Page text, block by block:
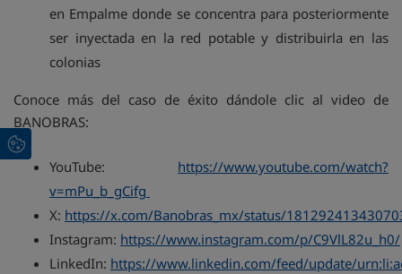
en Empalme donde se concentra para posteriormente
ser inyectada en la red potable y distribuirla en las
colonias
Conoce más del caso de éxito dándole clic al video de
BANOBRAS:
YouTube: https://www.youtube.com/watch?
v=mPu_b_gCifg
X: https://x.com/Banobras_mx/status/
Instagram: https://www.instagram.com/p/C9VlL82u_h0/
LinkedIn: https://www.linkedin.com/feed/update/